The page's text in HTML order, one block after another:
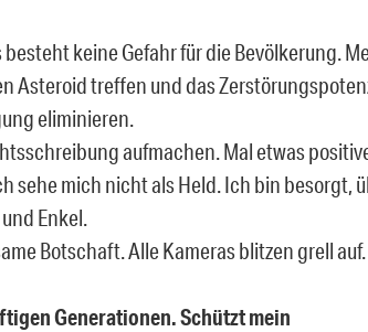
keine Gefahr für die Bevölkerung.
Asteroid treffen und das
eliminieren.
aufmachen. Mal etwas
sehe mich nicht als Held. Ich bin besorgt,
Enkel.
Botschaft. Alle Kameras blitzen grell auf.
Generationen. Schützt mein